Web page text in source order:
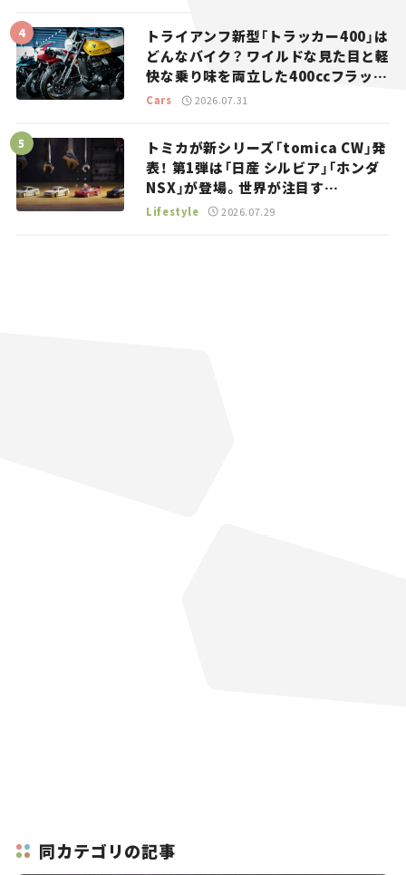
トライアンフ新型「トラッカー400」は
どんなバイク？ ワイルドな見た目と軽
快な乗り味を両立した400ccフラット
トラッカー【試乗レビュー】
Cars 2026.07.31
トミカが新シリーズ「tomica CW」発
表！ 第1弾は「日産 シルビア」「ホンダ
NSX」が登場。世界が注目す
る“JDM”に焦点【クルマとホビー】
Lifestyle 2026.07.29
同カテゴリの記事